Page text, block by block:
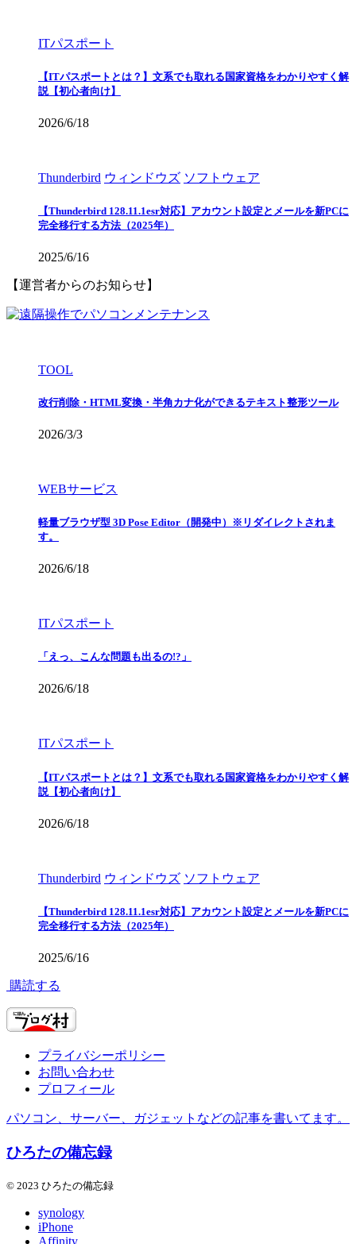
ITパスポート
【ITパスポートとは？】文系でも取れる国家資格をわかりやすく解
説【初心者向け】
2026/6/18
Thunderbird ウィンドウズ ソフトウェア
【Thunderbird 128.11.1esr対応】アカウント設定とメールを新PCに
完全移行する方法（2025年）
2025/6/16
【運営者からのお知らせ】
TOOL
改行削除・HTML変換・半角カナ化ができるテキスト整形ツール
2026/3/3
WEBサービス
軽量ブラウザ型 3D Pose Editor（開発中）※リダイレクトされま
す。
2026/6/18
ITパスポート
「えっ、こんな問題も出るの!?」
2026/6/18
ITパスポート
【ITパスポートとは？】文系でも取れる国家資格をわかりやすく解
説【初心者向け】
2026/6/18
Thunderbird ウィンドウズ ソフトウェア
【Thunderbird 128.11.1esr対応】アカウント設定とメールを新PCに
完全移行する方法（2025年）
2025/6/16
購読する
プライバシーポリシー
お問い合わせ
プロフィール
パソコン、サーバー、ガジェットなどの記事を書いてます。
ひろたの備忘録
© 2023 ひろたの備忘録
synology
iPhone
Affinity